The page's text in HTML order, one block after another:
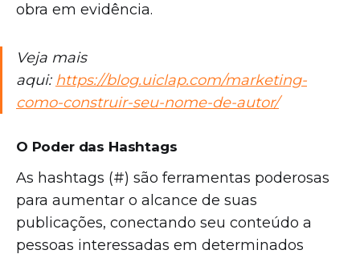
obra em evidência.
Veja mais
aqui: https://blog.uiclap.com/marketing-
como-construir-seu-nome-de-autor/
O Poder das Hashtags
As hashtags (#) são ferramentas poderosas
para aumentar o alcance de suas
publicações, conectando seu conteúdo a
pessoas interessadas em determinados